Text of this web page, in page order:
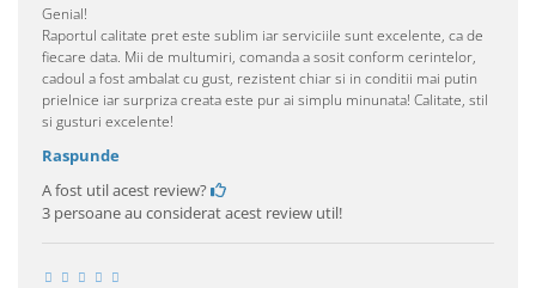
Genial!
Raportul calitate pret este sublim iar serviciile sunt excelente, ca de
fiecare data. Mii de multumiri, comanda a sosit conform cerintelor,
cadoul a fost ambalat cu gust, rezistent chiar si in conditii mai putin
prielnice iar surpriza creata este pur ai simplu minunata! Calitate, stil
si gusturi excelente!
Raspunde
A fost util acest review?
3 persoane au considerat acest review util!